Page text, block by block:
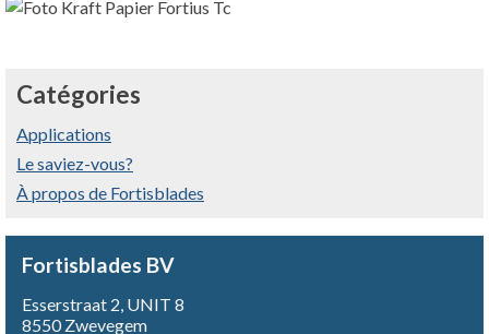
Catégories
Applications
Le saviez-vous?
À propos de Fortisblades
Fortisblades BV
Esserstraat 2, UNIT 8
8550 Zwevegem